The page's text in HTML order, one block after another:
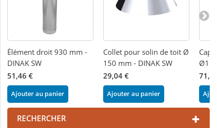
Élément droit 930 mm -
DINAK SW
51,46 €
Ajouter au panier
Collet pour solin de toit Ø
150 mm - DINAK SW
29,04 €
Ajouter au panier
RECHERCHER